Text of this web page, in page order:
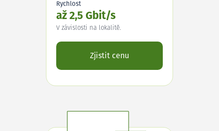
Rychlost
až 2,5 Gbit/s
V závislosti na lokalitě.
Zjistit cenu